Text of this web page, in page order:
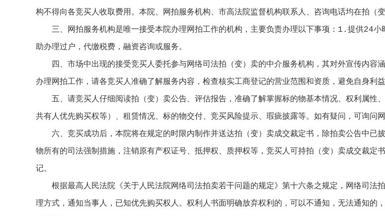
构不得向各竞买人收取费用。本院、网拍服务机构、市高法院监督机构联系人、咨询电话均在拍（
三、网拍服务机构是唯一接受本院办理网拍工作的机构，主要负责办理以下事项：1.提供24小
助办理过户，代缴税费，融资咨询或服务。
四、市场中出现的接受竞买人委托参与网络司法拍（变）卖的中介服务机构，其对外宣传内容
办理网拍工作，请各竞买人准确了解服务内容，检查核实工商登记的营业范围和资质，避免自身利益
五、请竞买人仔细阅读拍（变）卖公告、评估报告，准确了解掌握标的物基本情况、权利属性
共有人优先购买权等）、租赁情况、标的物交付、竞买风险提示、瑕疵披露等。如有疑问，可询问
六、竞买成功后，本院将在规定的时限内制作并送达拍（变）卖成交裁定书，除拍卖公告中已
物所有的司法强制措施，注销原有产权证号、抵押权、质押权等，竞买人可持拍（变）卖成交裁定
记。
根据最高人民法院《关于人民法院网络司法拍卖若干问题的规定》第十六条之规定，网络司法
理方式，通知当事人，已知优先购买权人。权利人书面明确放弃权利的，可以不通知，无法通知的